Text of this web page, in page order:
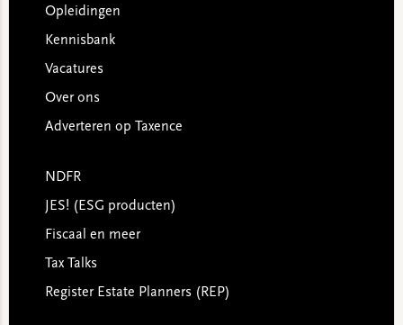
Opleidingen
Kennisbank
Vacatures
Over ons
Adverteren op Taxence
NDFR
JES! (ESG producten)
Fiscaal en meer
Tax Talks
Register Estate Planners (REP)